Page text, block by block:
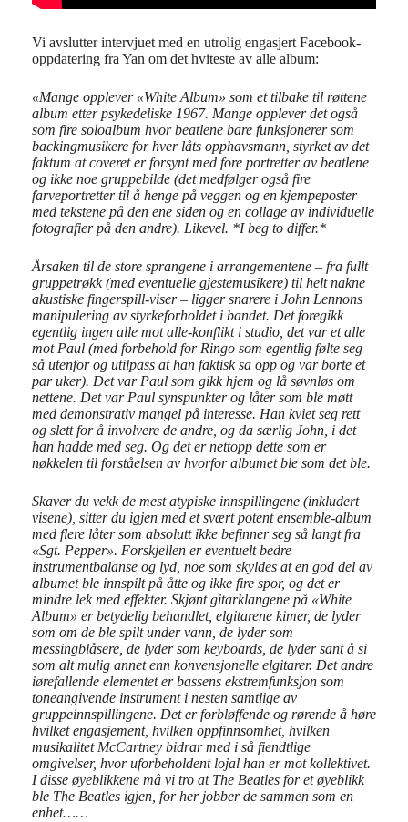
Vi avslutter intervjuet med en utrolig engasjert Facebook-
oppdatering fra Yan om det hviteste av alle album:
«Mange opplever «White Album» som et tilbake til røttene
album etter psykedeliske 1967. Mange opplever det også
som fire soloalbum hvor beatlene bare funksjonerer som
backingmusikere for hver låts opphavsmann, styrket av det
faktum at coveret er forsynt med fore portretter av beatlene
og ikke noe gruppebilde (det medfølger også fire
farveportretter til å henge på veggen og en kjempeposter
med tekstene på den ene siden og en collage av individuelle
fotografier på den andre). Likevel. *I beg to differ.*
Årsaken til de store sprangene i arrangementene – fra fullt
gruppetrøkk (med eventuelle gjestemusikere) til helt nakne
akustiske fingerspill-viser – ligger snarere i John Lennons
manipulering av styrkeforholdet i bandet. Det foregikk
egentlig ingen alle mot alle-konflikt i studio, det var et alle
mot Paul (med forbehold for Ringo som egentlig følte seg
så utenfor og utilpass at han faktisk sa opp og var borte et
par uker). Det var Paul som gikk hjem og lå søvnløs om
nettene. Det var Paul synspunkter og låter som ble møtt
med demonstrativ mangel på interesse. Han kviet seg rett
og slett for å involvere de andre, og da særlig John, i det
han hadde med seg. Og det er nettopp dette som er
nøkkelen til forståelsen av hvorfor albumet ble som det ble.
Skaver du vekk de mest atypiske innspillingene (inkludert
visene), sitter du igjen med et svært potent ensemble-album
med flere låter som absolutt ikke befinner seg så langt fra
«Sgt. Pepper». Forskjellen er eventuelt bedre
instrumentbalanse og lyd, noe som skyldes at en god del av
albumet ble innspilt på åtte og ikke fire spor, og det er
mindre lek med effekter. Skjønt gitarklangene på «White
Album» er betydelig behandlet, elgitarene kimer, de lyder
som om de ble spilt under vann, de lyder som
messingblåsere, de lyder som keyboards, de lyder sant å si
som alt mulig annet enn konvensjonelle elgitarer. Det andre
iørefallende elementet er bassens ekstremfunksjon som
toneangivende instrument i nesten samtlige av
gruppeinnspillingene. Det er forbløffende og rørende å høre
hvilket engasjement, hvilken oppfinnsomhet, hvilken
musikalitet McCartney bidrar med i så fiendtlige
omgivelser, hvor uforbeholdent lojal han er mot kollektivet.
I disse øyeblikkene må vi tro at The Beatles for et øyeblikk
ble The Beatles igjen, for her jobber de sammen som en
enhet……